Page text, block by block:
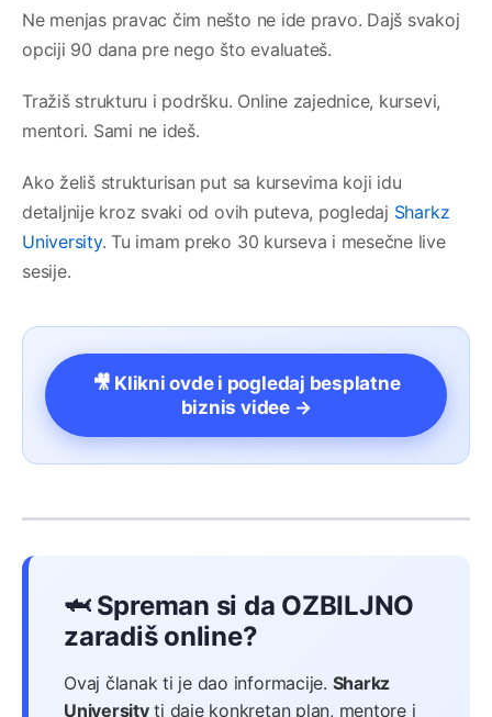
Ne menjas pravac čim nešto ne ide pravo. Dajš svakoj
opciji 90 dana pre nego što evaluateš.
Tražiš strukturu i podršku. Online zajednice, kursevi,
mentori. Sami ne ideš.
Ako želiš strukturisan put sa kursevima koji idu
detaljnije kroz svaki od ovih puteva, pogledaj Sharkz
University. Tu imam preko 30 kurseva i mesečne live
sesije.
🎥 Klikni ovde i pogledaj besplatne
biznis videe →
🦈 Spreman si da OZBILJNO
zaradiš online?
Ovaj članak ti je dao informacije. Sharkz
Universityti daje konkretan plan, mentore i